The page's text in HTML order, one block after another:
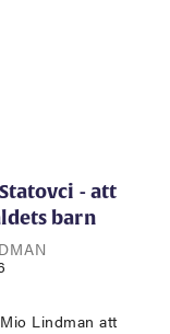
- att
barn
Lindman att